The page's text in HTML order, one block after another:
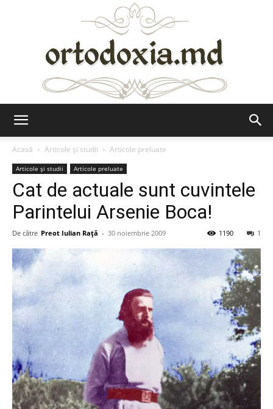
Acasă
Articole şi studii Articole preluate
Articole şi studii Articole preluate
Cat de actuale sunt cuvintele
Parintelui Arsenie Boca!
De către Preot Iulian Raţă - 30 noiembrie 2009 1
1190